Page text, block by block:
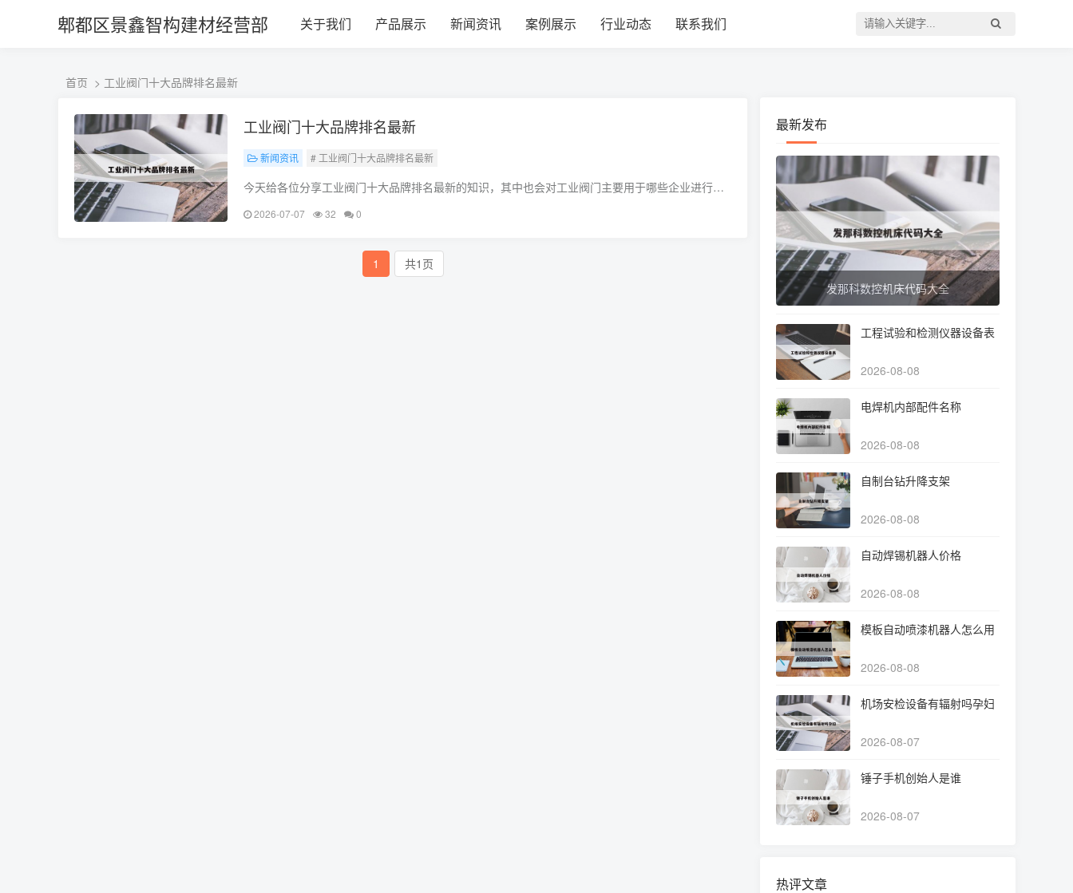
郫都区景鑫智构建材经营部 关于我们 产品展示 新闻资讯 案例展示 行业动态 联系我们
首页 > 工业阀门十大品牌排名最新
工业阀门十大品牌排名最新
新闻资讯 # 工业阀门十大品牌排名最新
今天给各位分享工业阀门十大品牌排名最新的知识，其中也会对工业阀门主要用于哪些企业进行解
门品牌排行榜是什么?
2026-07-07 32 0
1 共1页
最新发布
发那科数控机床代码大全
工程试验和检测仪器设备表
2026-08-08
电焊机内部配件名称
2026-08-08
自制台钻升降支架
2026-08-08
自动焊锡机器人价格
2026-08-08
模板自动喷漆机器人怎么用
2026-08-08
机场安检设备有辐射吗孕妇
2026-08-07
锤子手机创始人是谁
2026-08-07
热评文章